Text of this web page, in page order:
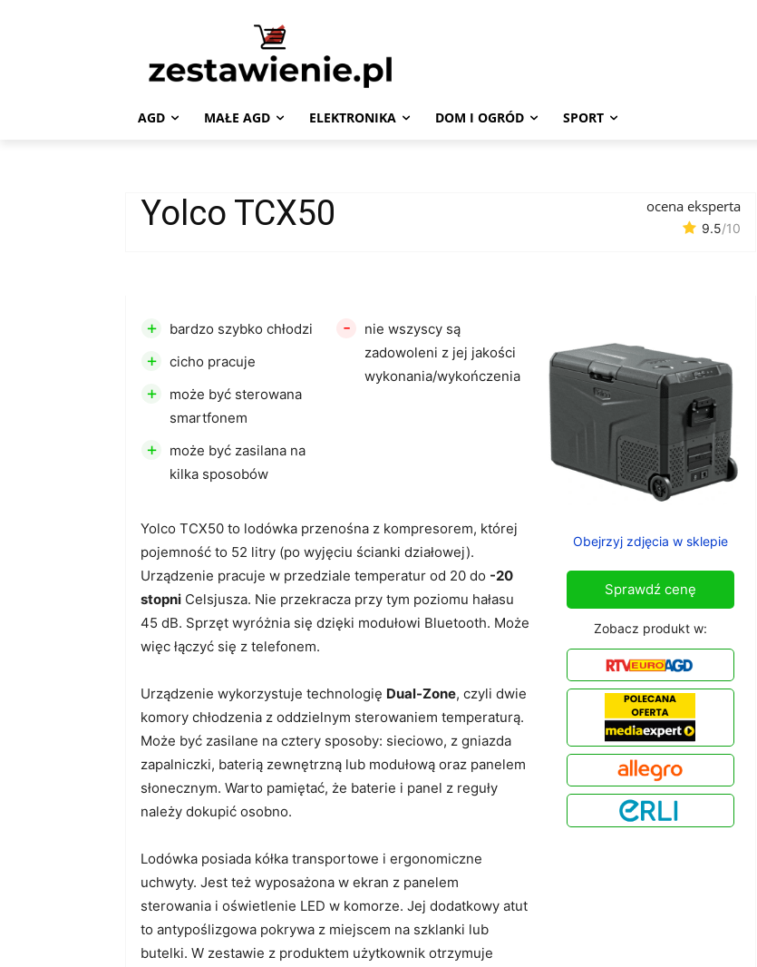
AGD MAŁE AGD ELEKTRONIKA DOM I OGRÓD SPORT
Yolco TCX50 ocena eksperta
9.5/10
Yolco TCX50 to lodówka przenośna z kompresorem, której
pojemność to 52 litry (po wyjęciu ścianki działowej).
Urządzenie pracuje w przedziale temperatur od 20 do -20
stopni Celsjusza. Nie przekracza przy tym poziomu hałasu
45 dB. Sprzęt wyróżnia się dzięki modułowi Bluetooth. Może
więc łączyć się z telefonem.
Urządzenie wykorzystuje technologię Dual-Zone, czyli dwie
komory chłodzenia z oddzielnym sterowaniem temperaturą.
Może być zasilane na cztery sposoby: sieciowo, z gniazda
zapalniczki, baterią zewnętrzną lub modułową oraz panelem
słonecznym. Warto pamiętać, że baterie i panel z reguły
należy dokupić osobno.
Lodówka posiada kółka transportowe i ergonomiczne
uchwyty. Jest też wyposażona w ekran z panelem
sterowania i oświetlenie LED w komorze. Jej dodatkowy atut
to antypoślizgowa pokrywa z miejscem na szklanki lub
butelki. W zestawie z produktem użytkownik otrzymuje
+ bardzo szybko chłodzi
+ cicho pracuje
+
może być sterowana
smartfonem
+
może być zasilana na
kilka sposobów
-
nie wszyscy są
zadowoleni z jej jakości
wykonania/wykończenia
Obejrzyj zdjęcia w sklepie
Sprawdź cenę
Zobacz produkt w: